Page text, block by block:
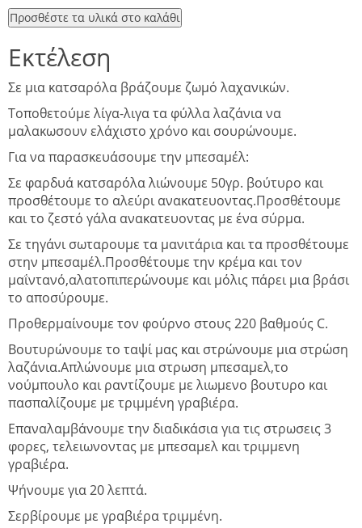
Προσθέστε τα υλικά στο καλάθι
Εκτέλεση
Σε μια κατσαρόλα βράζουμε ζωμό λαχανικών.
Τοποθετούμε λίγα-λιγα τα φύλλα λαζάνια να
μαλακωσουν ελάχιστο χρόνο και σουρώνουμε.
Για να παρασκευάσουμε την μπεσαμέλ:
Σε φαρδυά κατσαρόλα λιώνουμε 50γρ. βούτυρο και
προσθέτουμε το αλεύρι ανακατευοντας.Προσθέτουμε
και το ζεστό γάλα ανακατευοντας με ένα σύρμα.
Σε τηγάνι σωταρουμε τα μανιτάρια και τα προσθέτουμε
στην μπεσαμέλ.Προσθέτουμε την κρέμα και τον
μαΐντανό,αλατοπιπερώνουμε και μόλις πάρει μια βράσι
το αποσύρουμε.
Προθερμαίνουμε τον φούρνο στους 220 βαθμούς C.
Βουτυρώνουμε το ταψί μας και στρώνουμε μια στρώση
λαζάνια.Απλώνουμε μια στρωση μπεσαμελ,το
νούμπουλο και ραντίζουμε με λιωμενο βουτυρο και
πασπαλίζουμε με τριμμένη γραβιέρα.
Επαναλαμβάνουμε την διαδικάσια για τις στρωσεις 3
φορες, τελειωνοντας με μπεσαμελ και τριμμενη
γραβιέρα.
Ψήνουμε για 20 λεπτά.
Σερβίρουμε με γραβιέρα τριμμένη.